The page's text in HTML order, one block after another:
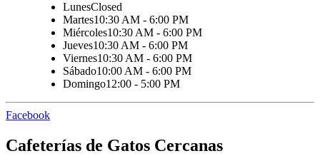
LunesClosed
Martes10:30 AM - 6:00 PM
Miércoles10:30 AM - 6:00 PM
Jueves10:30 AM - 6:00 PM
Viernes10:30 AM - 6:00 PM
Sábado10:00 AM - 6:00 PM
Domingo12:00 - 5:00 PM
Facebook
Cafeterías de Gatos Cercanas